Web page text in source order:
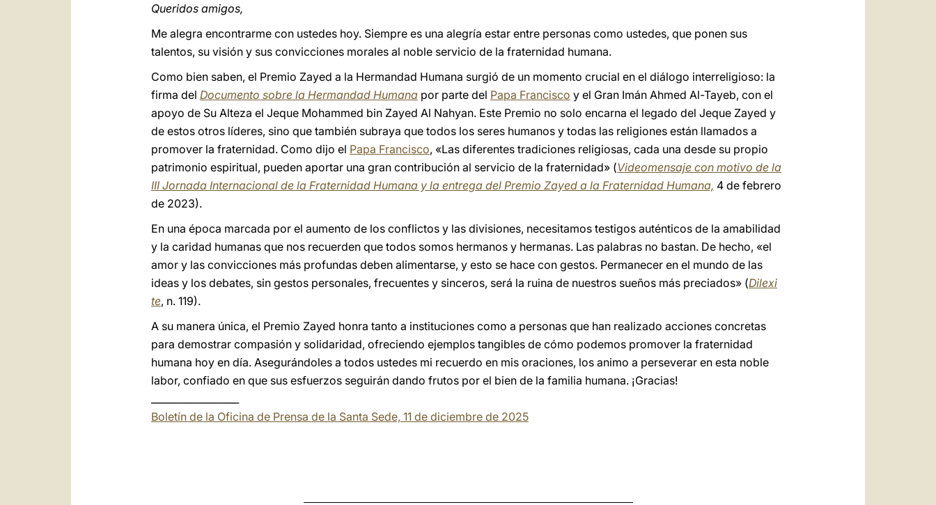
Queridos amigos,
Me alegra encontrarme con ustedes hoy. Siempre es una alegría estar entre personas como ustedes, que ponen sus
talentos, su visión y sus convicciones morales al noble servicio de la fraternidad humana.
Como bien saben, el Premio Zayed a la Hermandad Humana surgió de un momento crucial en el diálogo interreligioso: la
firma del Documento sobre la Hermandad Humana por parte del Papa Francisco y el Gran Imán Ahmed Al-Tayeb, con el
apoyo de Su Alteza el Jeque Mohammed bin Zayed Al Nahyan. Este Premio no solo encarna el legado del Jeque Zayed y
de estos otros líderes, sino que también subraya que todos los seres humanos y todas las religiones están llamados a
promover la fraternidad. Como dijo el Papa Francisco, «Las diferentes tradiciones religiosas, cada una desde su propio
patrimonio espiritual, pueden aportar una gran contribución al servicio de la fraternidad» (Videomensaje con motivo de la
III Jornada Internacional de la Fraternidad Humana y la entrega del Premio Zayed a la Fraternidad Humana, 4 de febrero
de 2023).
En una época marcada por el aumento de los conflictos y las divisiones, necesitamos testigos auténticos de la amabilidad
y la caridad humanas que nos recuerden que todos somos hermanos y hermanas. Las palabras no bastan. De hecho, «el
amor y las convicciones más profundas deben alimentarse, y esto se hace con gestos. Permanecer en el mundo de las
ideas y los debates, sin gestos personales, frecuentes y sinceros, será la ruina de nuestros sueños más preciados» (Dilexi
te, n. 119).
A su manera única, el Premio Zayed honra tanto a instituciones como a personas que han realizado acciones concretas
para demostrar compasión y solidaridad, ofreciendo ejemplos tangibles de cómo podemos promover la fraternidad
humana hoy en día. Asegurándoles a todos ustedes mi recuerdo en mis oraciones, los animo a perseverar en esta noble
labor, confiado en que sus esfuerzos seguirán dando frutos por el bien de la familia humana. ¡Gracias!
Boletín de la Oficina de Prensa de la Santa Sede, 11 de diciembre de 2025